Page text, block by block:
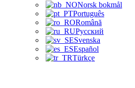
Norsk bokmål
Português
Română
Русский
Svenska
Español
Türkçe